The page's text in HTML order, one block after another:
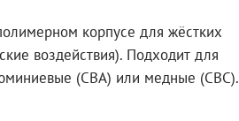
корпусе для жёстких
воздействия). Подходит для
(СВА) или медные (СВС).